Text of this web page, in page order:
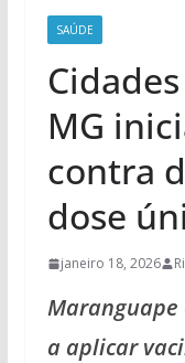
SAÚDE
MG
contra
dose
janeiro 18, 2026
Maranguape
a aplicar